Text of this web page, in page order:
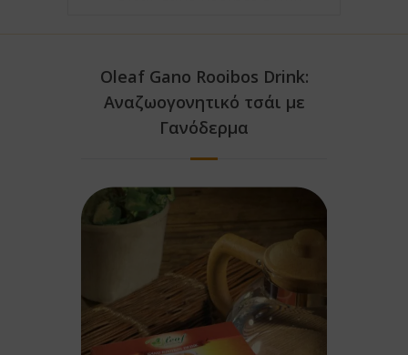
Oleaf Gano Rooibos Drink:
Αναζωογονητικό τσάι με
Γανόδερμα